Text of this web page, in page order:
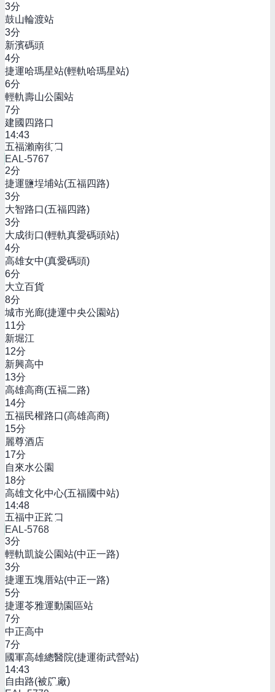
3分
鼓山輪渡站
3分
新濱碼頭
4分
捷運哈瑪星站(輕軌哈瑪星站)
6分
輕軌壽山公園站
7分
建國四路口
14:43
五福瀨南街口
EAL-5767
2分
捷運鹽埕埔站(五福四路)
3分
大智路口(五福四路)
3分
大成街口(輕軌真愛碼頭站)
4分
高雄女中(真愛碼頭)
6分
大立百貨
8分
城市光廊(捷運中央公園站)
11分
新堀江
12分
新興高中
13分
高雄高商(五褔二路)
14分
五福民權路口(高雄高商)
15分
麗尊酒店
17分
自來水公園
18分
高雄文化中心(五福國中站)
14:48
五福中正路口
EAL-5768
3分
輕軌凱旋公園站(中正一路)
3分
捷運五塊厝站(中正一路)
5分
捷運苓雅運動園區站
7分
中正高中
7分
國軍高雄總醫院(捷運衛武營站)
14:43
自由路(被服廠)